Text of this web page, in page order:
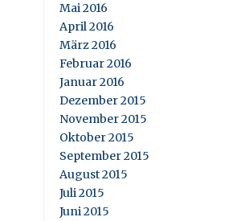
Mai 2016
April 2016
März 2016
Februar 2016
Januar 2016
Dezember 2015
November 2015
Oktober 2015
September 2015
August 2015
Juli 2015
Juni 2015